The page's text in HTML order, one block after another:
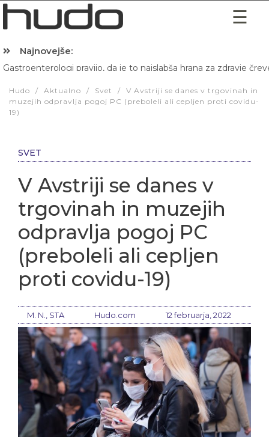
Najnovejše:
Gastroenterologi pravijo, da je to najslabša hrana za zdravje
Hudo / Aktualno / Svet /
V Avstriji se danes v trgovinah in
muzejih odpravlja pogoj PC (preboleli ali cepljen proti covidu-
19)
SVET
V Avstriji se danes v
trgovinah in muzejih
odpravlja pogoj PC
(preboleli ali cepljen
proti covidu-19)
M. N., STA Hudo.com 12 februarja, 2022